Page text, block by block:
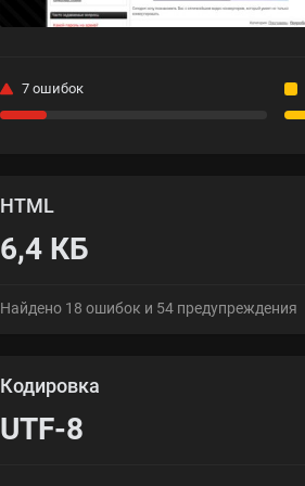
7 ошибок
HTML
6,4 КБ
Найдено 18 ошибок и 54 предупреждения
Кодировка
UTF-8